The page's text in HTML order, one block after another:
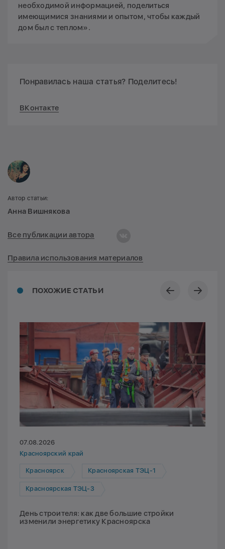
необходимой информацией, поделиться
имеющимися знаниями и опытом, чтобы каждый
дом был с теплом».
Понравилась наша статья? Поделитесь!
ВКонтакте
ПОХОЖИЕ СТАТЬИ
07.08.2026
Красноярский край
Красноярск Красноярская ТЭЦ-1
Красноярская ТЭЦ-3
День строителя: как две большие стройки
изменили энергетику Красноярска
Автор статьи:
Анна Вишнякова
Все публикации автора
Правила использования материалов